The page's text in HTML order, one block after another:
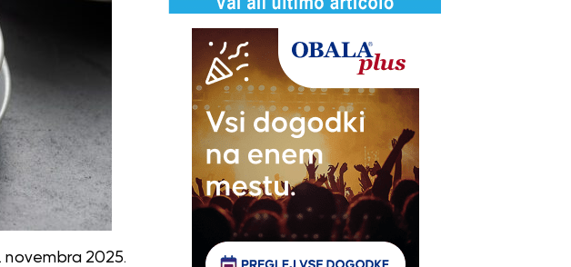
novembra 2025.